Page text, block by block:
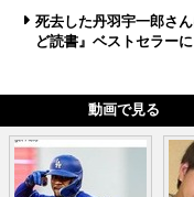
死去した丹羽宇一郎さ
ど読書』ベストセラーに
動画で見る